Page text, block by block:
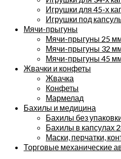
Игрушки для 45-х
Игрушки под
Мячи-прыгуны
Мячи-прыгуны 25
Мячи-прыгуны 32
Мячи-прыгуны 45
Жвачки и конфеты
Жвачка
Конфеты
Мармелад
Бахилы и медицина
Бахилы без
Бахилы в капсулах
Маски, перчатки,
Торговые механические